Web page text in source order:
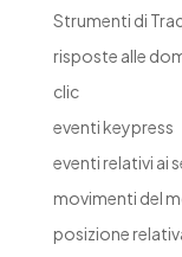
Strumenti di
risposte alle
clic
eventi keypress
eventi relativi ai
movimenti del
posizione